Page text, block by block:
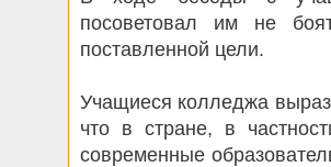
посоветовал им не
поставленной цели.
Учащиеся колледжа
что в стране, в
современные